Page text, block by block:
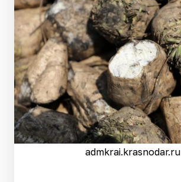
admkrai.krasnodar.ru